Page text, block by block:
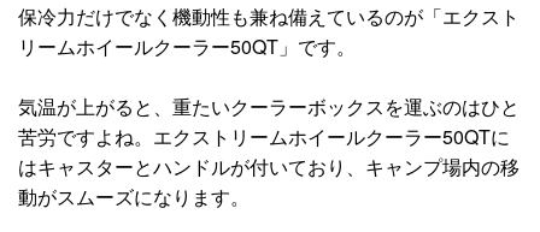
保冷力だけでなく機動性も兼ね備えているのが「エクスト
リームホイールクーラー50QT」です。
気温が上がると、重たいクーラーボックスを運ぶのはひと
苦労ですよね。エクストリームホイールクーラー50QTに
はキャスターとハンドルが付いており、キャンプ場内の移
動がスムーズになります。